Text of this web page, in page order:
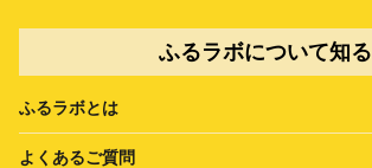
ふるラボについて知る
ふるラボとは
よくあるご質問